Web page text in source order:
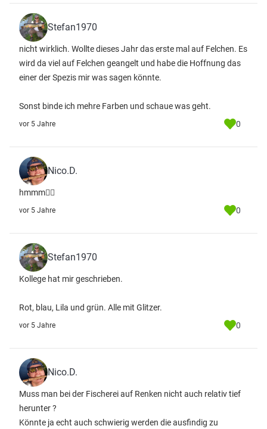
Stefan1970
nicht wirklich. Wollte dieses Jahr das erste mal auf Felchen. Es
wird da viel auf Felchen geangelt und habe die Hoffnung das
einer der Spezis mir was sagen könnte.
Sonst binde ich mehre Farben und schaue was geht.
vor 5 Jahre 0
Nico.D.
hmmm🤷‍♂️
vor 5 Jahre 0
Stefan1970
Kollege hat mir geschrieben.
Rot, blau, Lila und grün. Alle mit Glitzer.
vor 5 Jahre 0
Nico.D.
Muss man bei der Fischerei auf Renken nicht auch relativ tief
herunter ?
Könnte ja echt auch schwierig werden die ausfindig zu